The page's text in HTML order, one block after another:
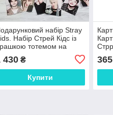
набір Stray
Набір Стрей Кідс із
тотемом на
430₴
Купити
365